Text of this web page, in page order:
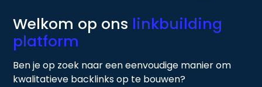
Welkom op ons linkbuilding
platform
Ben je op zoek naar een eenvoudige manier om
kwalitatieve backlinks op te bouwen?